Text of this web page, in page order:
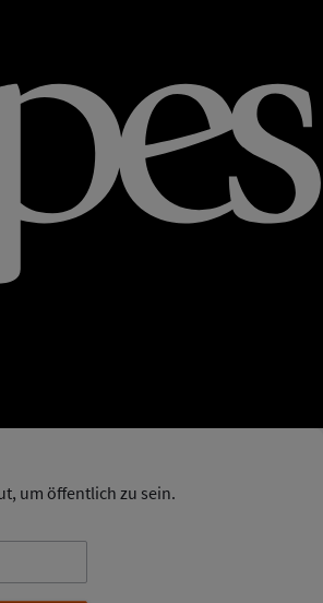
um öffentlich zu sein.